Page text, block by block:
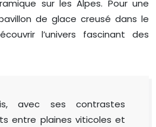
sur les Alpes. Pour une
de glace creusé dans le
l’univers fascinant des
avec ses contrastes
entre plaines viticoles et